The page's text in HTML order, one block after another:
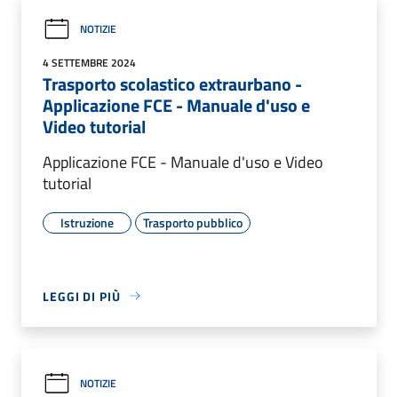
NOTIZIE
4 SETTEMBRE 2024
Trasporto scolastico extraurbano -
Applicazione FCE - Manuale d'uso e
Video tutorial
Applicazione FCE - Manuale d'uso e Video
tutorial
Istruzione Trasporto pubblico
LEGGI DI PIÙ
NOTIZIE